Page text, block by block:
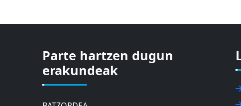
Parte hartzen dugun
erakundeak
ASTIC
GIPUZKOAKO MERKATARITZA GANBERA
DONOSTIAKO UDALEKO
MUGIKORTASUNERAKO AHOLKU
BATZORDEA